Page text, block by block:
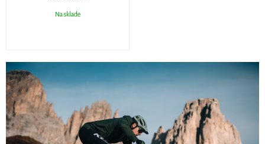
Na sklade